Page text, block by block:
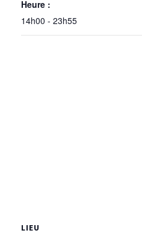
Heure :
14h00 - 23h55
LIEU